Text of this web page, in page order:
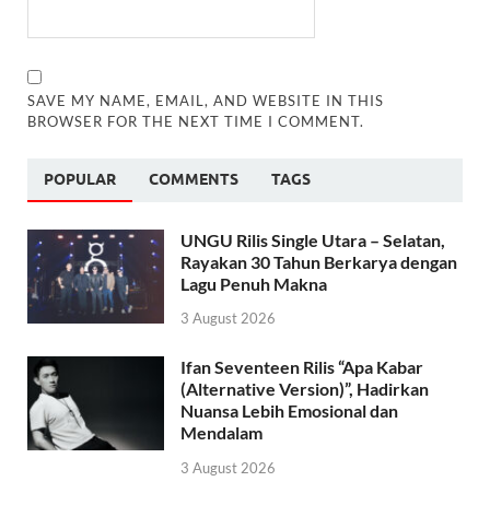
SAVE MY NAME, EMAIL, AND WEBSITE IN THIS
BROWSER FOR THE NEXT TIME I COMMENT.
POPULAR COMMENTS TAGS
UNGU Rilis Single Utara – Selatan,
Rayakan 30 Tahun Berkarya dengan
Lagu Penuh Makna
3 August 2026
Ifan Seventeen Rilis “Apa Kabar
(Alternative Version)”, Hadirkan
Nuansa Lebih Emosional dan
Mendalam
3 August 2026